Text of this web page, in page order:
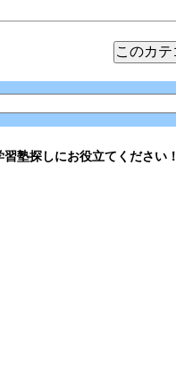
塾探しにお役立てください！